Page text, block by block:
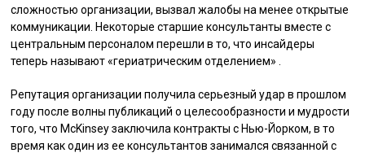
сложностью организации, вызвал жалобы на менее открытые
коммуникации. Некоторые старшие консультанты вместе с
центральным персоналом перешли в то, что инсайдеры
теперь называют «гериатрическим отделением» .
Репутация организации получила серьезный удар в прошлом
году после волны публикаций о целесообразности и мудрости
того, что McKinsey заключила контракты с Нью-Йорком, в то
время как один из ее консультантов занимался связанной с